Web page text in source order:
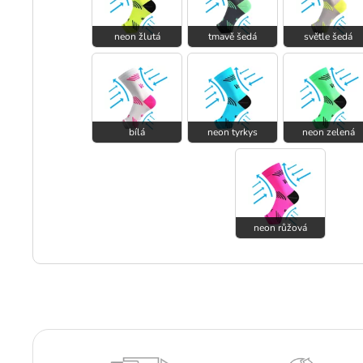
neon žlutá tmavě šedá světle šedá
bílá neon tyrkys neon zelená
neon růžová